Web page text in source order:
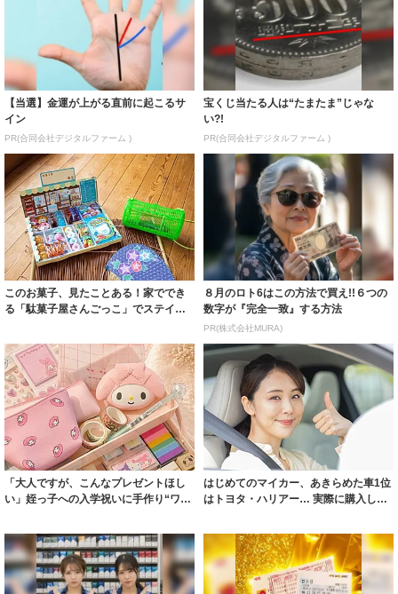
【当選】金運が上がる直前に起こるサ
イン
PR(合同会社デジタルファーム )
宝くじ当たる人は“たまたま”じゃな
い?!
PR(合同会社デジタルファーム )
このお菓子、見たことある！家ででき
る「駄菓子屋さんごっこ」でステイホ
８月のロト6はこの方法で買え!!６つの
数字が『完全一致』する方法
PR(株式会社MURA)
「大人ですが、こんなプレゼントほし
い」姪っ子への入学祝いに手作り“ワク
はじめてのマイカー、あきらめた車1位
はトヨタ・ハリアー… 実際に購入した